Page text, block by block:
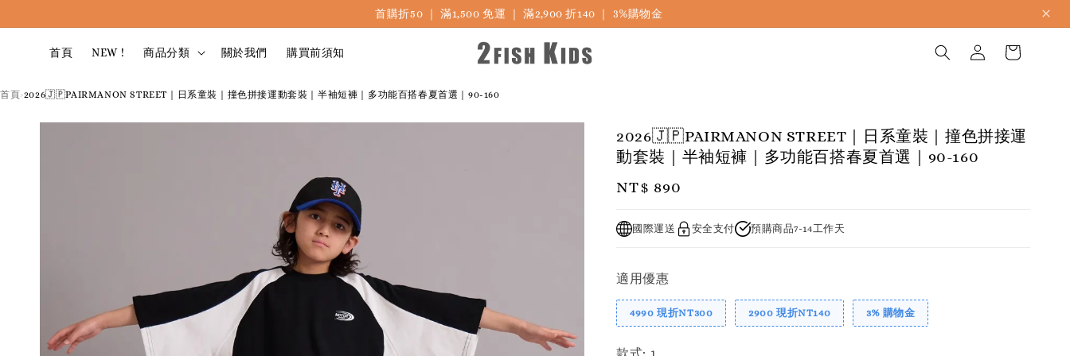
首購折50 ｜ 滿1,500 免運 ｜ 滿2,900 折140 ｜ 3%購物金
首頁 NEW ! 商品分類 關於我們 購買前須知
首頁›2026🇯🇵PAIRMANON STREET｜日系童裝｜撞色拼接運動套裝｜半袖短褲｜多功能百搭春夏首選｜90-160
2026🇯🇵PAIRMANON STREET｜日系童裝｜撞色拼接運
動套裝｜半袖短褲｜多功能百搭春夏首選｜90-160
Regular
NT$ 890
國際運送 安全支付 預購商品7-14工作天
適用優惠
4990 現折NT300 2900 現折NT140 3% 購物金